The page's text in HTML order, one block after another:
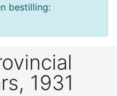
bestilling:
1931